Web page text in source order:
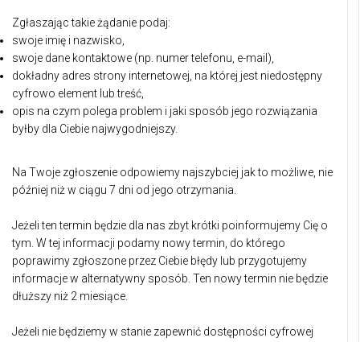
Zgłaszając takie żądanie podaj:
swoje imię i nazwisko,
swoje dane kontaktowe (np. numer telefonu, e-mail),
dokładny adres strony internetowej, na której jest niedostępny
cyfrowo element lub treść,
opis na czym polega problem i jaki sposób jego rozwiązania
byłby dla Ciebie najwygodniejszy.
Na Twoje zgłoszenie odpowiemy najszybciej jak to możliwe, nie
później niż w ciągu 7 dni od jego otrzymania.
Jeżeli ten termin będzie dla nas zbyt krótki poinformujemy Cię o
tym. W tej informacji podamy nowy termin, do którego
poprawimy zgłoszone przez Ciebie błędy lub przygotujemy
informacje w alternatywny sposób. Ten nowy termin nie będzie
dłuższy niż 2 miesiące.
Jeżeli nie będziemy w stanie zapewnić dostępności cyfrowej